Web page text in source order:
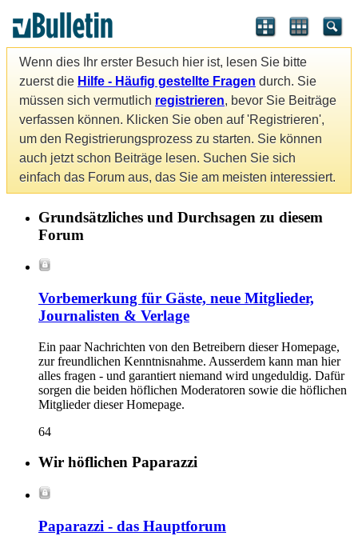
Wenn dies Ihr erster Besuch hier ist, lesen Sie bitte
zuerst die Hilfe - Häufig gestellte Fragen durch. Sie
müssen sich vermutlich registrieren, bevor Sie Beiträge
verfassen können. Klicken Sie oben auf 'Registrieren',
um den Registrierungsprozess zu starten. Sie können
auch jetzt schon Beiträge lesen. Suchen Sie sich
einfach das Forum aus, das Sie am meisten interessiert.
Grundsätzliches und Durchsagen zu diesem
Forum
Vorbemerkung für Gäste, neue Mitglieder,
Journalisten & Verlage
Ein paar Nachrichten von den Betreibern dieser Homepage,
zur freundlichen Kenntnisnahme. Ausserdem kann man hier
alles fragen - und garantiert niemand wird ungeduldig. Dafür
sorgen die beiden höflichen Moderatoren sowie die höflichen
Mitglieder dieser Homepage.
64
Wir höflichen Paparazzi
Paparazzi - das Hauptforum